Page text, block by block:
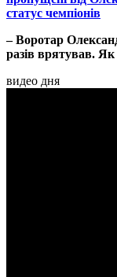
статус чемпіонів
– Воротар
разів врятував. Як
видео дня